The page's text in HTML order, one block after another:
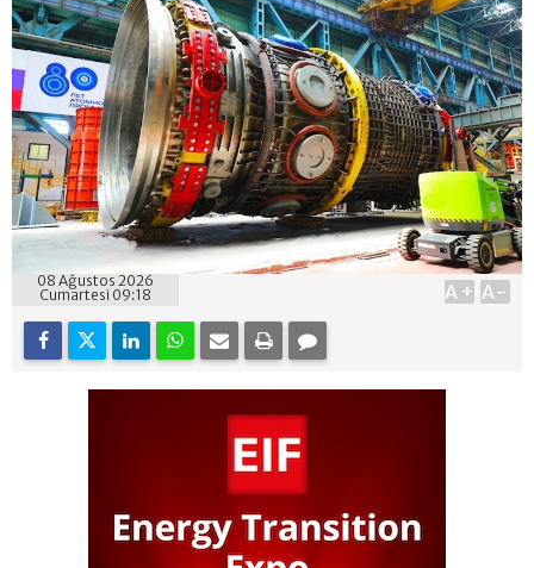
08 Ağustos 2026
Cumartesi 09:18
A+ A-